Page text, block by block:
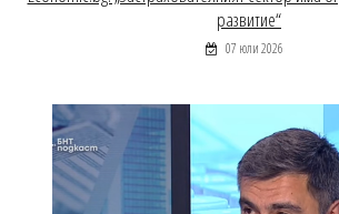
развитие“
07 юли 2026